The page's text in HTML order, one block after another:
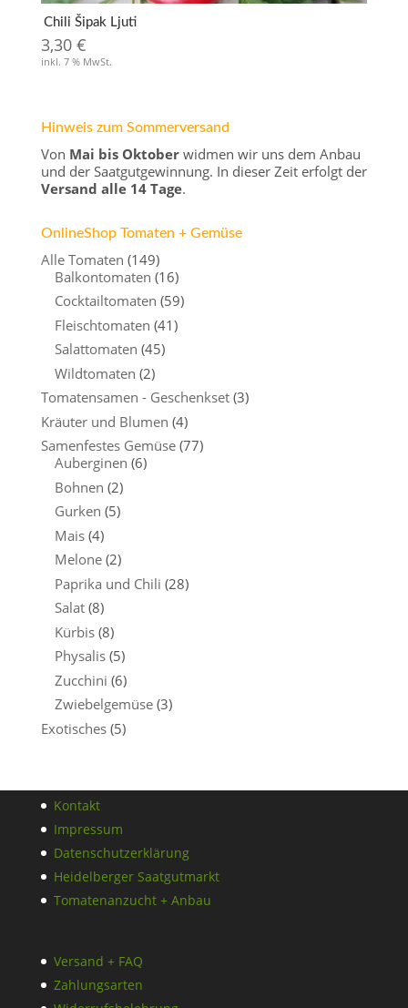
Chili Šipak Ljuti
3,30 €
inkl. 7 % MwSt.
Hinweis zum Sommerversand
Von Mai bis Oktoberwidmen wir uns dem Anbau
und der Saatgutgewinnung. In dieser Zeit erfolgt der
Versand alle 14 Tage.
OnlineShop Tomaten + Gemüse
Alle Tomaten (149)
Balkontomaten (16)
Cocktailtomaten (59)
Fleischtomaten (41)
Salattomaten (45)
Wildtomaten (2)
Tomatensamen - Geschenkset (3)
Kräuter und Blumen (4)
Samenfestes Gemüse (77)
Auberginen (6)
Bohnen (2)
Gurken (5)
Mais (4)
Melone (2)
Paprika und Chili (28)
Salat (8)
Kürbis (8)
Physalis (5)
Zucchini (6)
Zwiebelgemüse (3)
Exotisches (5)
Kontakt
Impressum
Datenschutzerklärung
Heidelberger Saatgutmarkt
Tomatenanzucht + Anbau
Versand + FAQ
Zahlungsarten